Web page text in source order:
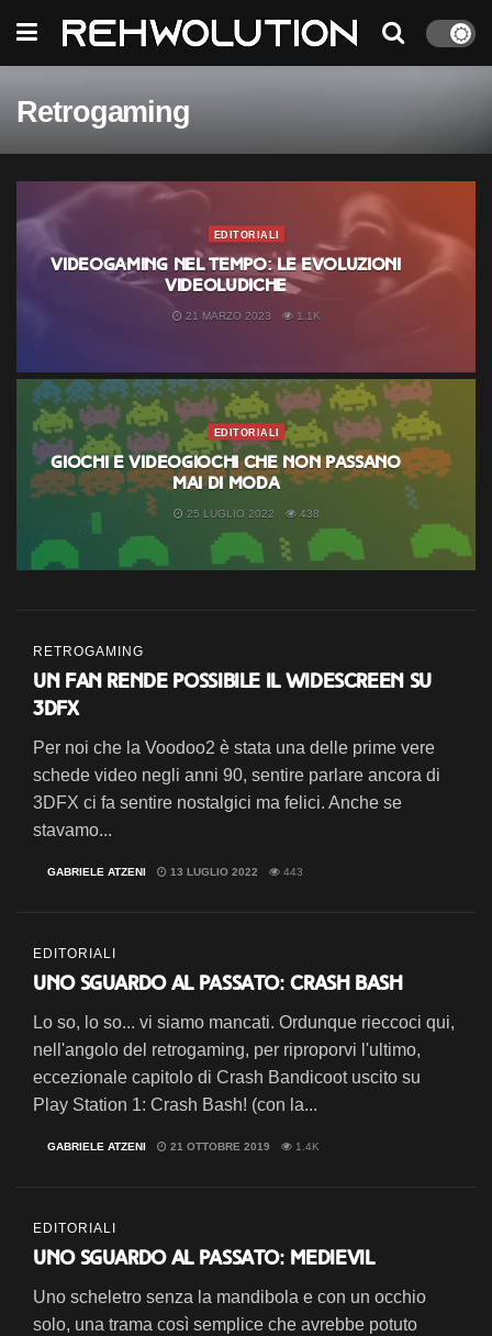
Retrogaming
EDITORIALI
Videogaming nel tempo: le evoluzioni
videoludiche
21 MARZO 2023 1.1K
EDITORIALI
Giochi e videogiochi che non passano
mai di moda
25 LUGLIO 2022 438
RETROGAMING
Un fan rende possibile il Widescreen su
3DFX
Per noi che la Voodoo2 è stata una delle prime vere
schede video negli anni 90, sentire parlare ancora di
3DFX ci fa sentire nostalgici ma felici. Anche se
stavamo...
GABRIELE ATZENI 13 LUGLIO 2022 443
EDITORIALI
Uno sguardo al passato: Crash Bash
Lo so, lo so... vi siamo mancati. Ordunque rieccoci qui,
nell'angolo del retrogaming, per riproporvi l'ultimo,
eccezionale capitolo di Crash Bandicoot uscito su
Play Station 1: Crash Bash! (con la...
GABRIELE ATZENI 21 OTTOBRE 2019 1.4K
EDITORIALI
Uno sguardo al passato: MediEvil
Uno scheletro senza la mandibola e con un occhio
solo, una trama così semplice che avrebbe potuto